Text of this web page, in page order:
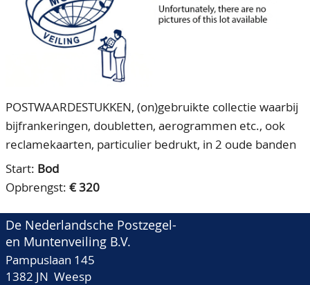
80 jarig bestaan
ACCOUNT
POSTWAARDESTUKKEN, (on)gebruikte collectie waarbij
bijfrankeringen, doubletten, aerogrammen etc., ook
reclamekaarten, particulier bedrukt, in 2 oude banden
Start: Bod
Opbrengst: € 320
De Nederlandsche Postzegel-
en Muntenveiling B.V.
Pampuslaan 145
1382 JN Weesp